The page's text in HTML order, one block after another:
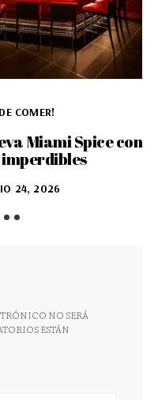
COMER!
Miami Spice con
24, 2026
NO SERÁ
ESTÁN